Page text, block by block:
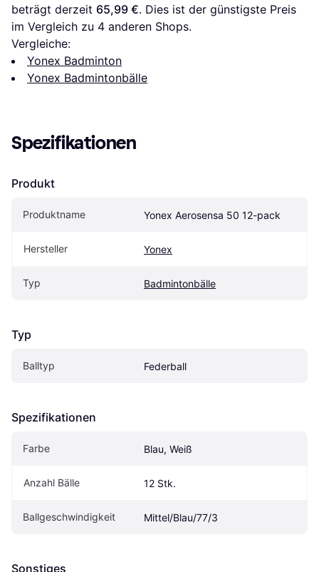
beträgt derzeit 65,99 €. Dies ist der günstigste Preis
im Vergleich zu 4 anderen Shops.
Vergleiche:
Yonex Badminton
Yonex Badmintonbälle
Spezifikationen
Produkt
Produktname Yonex Aerosensa 50 12-pack
Hersteller Yonex
Typ Badmintonbälle
Typ
Balltyp Federball
Spezifikationen
Farbe Blau, Weiß
Anzahl Bälle 12 Stk.
Ballgeschwindigkeit Mittel/Blau/77/3
Sonstiges